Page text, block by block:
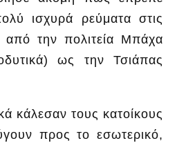
ισχυρά ρεύματα στις
από την πολιτεία Μπάχα
ως την Τσιάπας
κάλεσαν τους κατοίκους
προς το εσωτερικό,